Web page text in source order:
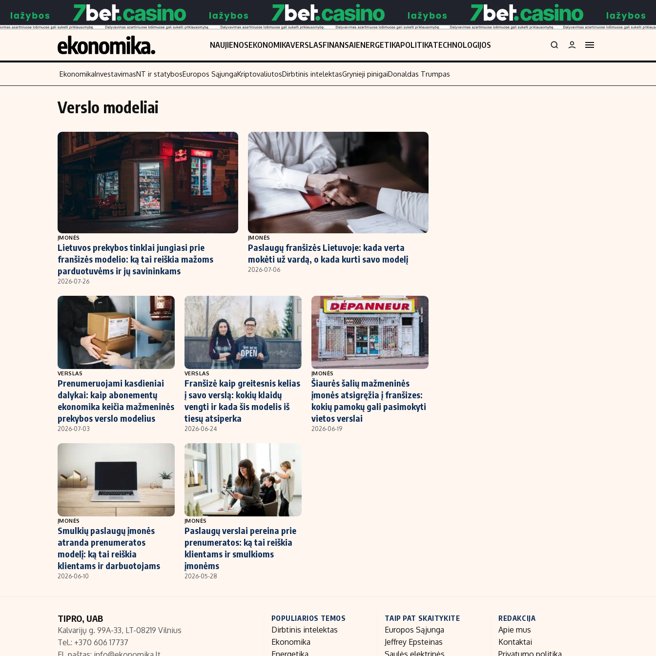
NAUJIENOSEKONOMIKAVERSLASFINANSAIENERGETIKAPOLITIKATECHNOLOGIJOS
Turinys
Naujienos
Verslas
Energetika
Politika
NT ir statybos
Finansai
Įmonės
Žemės ūkis
Technologijos
Laisvalaikis
Investavimas
Akcijų rinka
Saulės elektrinės
Kriptovaliutos
Infliacija
Migracija
Nedarbo išmokos skaičiuoklė
Indėlių skaičiuoklė
Būsto finansai
Įdomios naujienos
EkonomikaInvestavimasNT ir statybosEuropos SąjungaKriptovaliutosDirbtinis intelektasGrynieji pinigaiDonaldas Trumpas
Verslo modeliai
ĮMONĖS
Lietuvos prekybos tinklai jungiasi prie
franšizės modelio: ką tai reiškia mažoms
parduotuvėms ir jų savininkams
2026-07-26
ĮMONĖS
Paslaugų franšizės Lietuvoje: kada verta
mokėti už vardą, o kada kurti savo modelį
2026-07-06
VERSLAS
Prenumeruojami kasdieniai
dalykai: kaip abonementų
ekonomika keičia mažmeninės
prekybos verslo modelius
2026-07-03
VERSLAS
Franšizė kaip greitesnis kelias
į savo verslą: kokių klaidų
vengti ir kada šis modelis iš
tiesų atsiperka
2026-06-24
ĮMONĖS
Šiaurės šalių mažmeninės
įmonės atsigręžia į franšizes:
kokių pamokų gali pasimokyti
vietos verslai
2026-06-19
ĮMONĖS
Smulkių paslaugų įmonės
atranda prenumeratos
modelį: ką tai reiškia
klientams ir darbuotojams
2026-06-10
ĮMONĖS
Paslaugų verslai pereina prie
prenumeratos: ką tai reiškia
klientams ir smulkioms
įmonėms
2026-05-28
TIPRO, UAB
Kalvarijų g. 99A-33, LT-08219 Vilnius
Tel.: +370 606 17737
POPULIARIOS TEMOS
Dirbtinis intelektas
Ekonomika
TAIP PAT SKAITYKITE
Europos Sąjunga
Jeffrey Epsteinas
REDAKCIJA
Apie mus
Kontaktai